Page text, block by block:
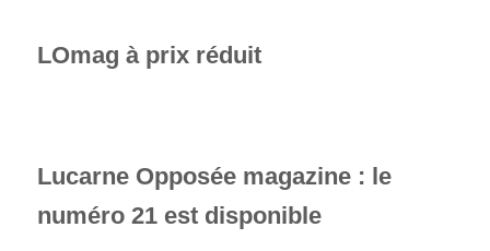
LOmag à prix réduit
Lucarne Opposée magazine : le
numéro 21 est disponible